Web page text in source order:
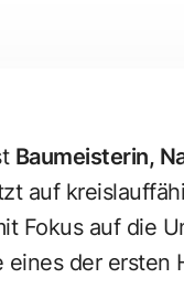
Baumeisterin,
auf
Fokus auf die
eines der ersten